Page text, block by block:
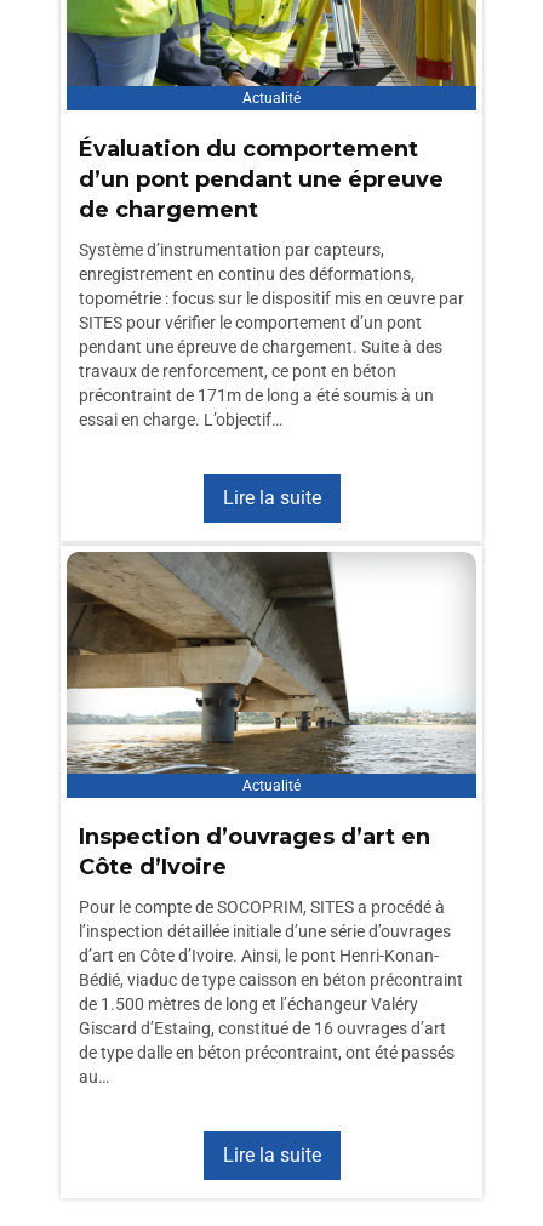
Actualité
Évaluation du comportement
d’un pont pendant une épreuve
de chargement
Système d’instrumentation par capteurs,
enregistrement en continu des déformations,
topométrie : focus sur le dispositif mis en œuvre par
SITES pour vérifier le comportement d’un pont
pendant une épreuve de chargement. Suite à des
travaux de renforcement, ce pont en béton
précontraint de 171m de long a été soumis à un
essai en charge. L’objectif…
Lire la suite
Actualité
Inspection d’ouvrages d’art en
Côte d’Ivoire
Pour le compte de SOCOPRIM, SITES a procédé à
l’inspection détaillée initiale d’une série d’ouvrages
d’art en Côte d’Ivoire. Ainsi, le pont Henri-Konan-
Bédié, viaduc de type caisson en béton précontraint
de 1.500 mètres de long et l’échangeur Valéry
Giscard d’Estaing, constitué de 16 ouvrages d’art
de type dalle en béton précontraint, ont été passés
au…
Lire la suite